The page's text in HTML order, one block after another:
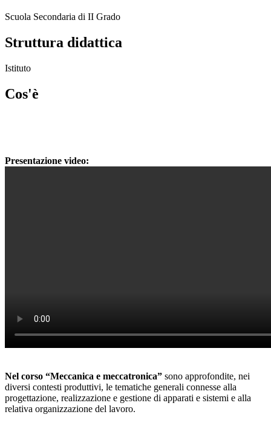
Scuola Secondaria di II Grado
Struttura didattica
Istituto
Cos'è
Presentazione video:
Nel corso “Meccanica e meccatronica” sono approfondite, nei
diversi contesti produttivi, le tematiche generali connesse alla
progettazione, realizzazione e gestione di apparati e sistemi e alla
relativa organizzazione del lavoro.